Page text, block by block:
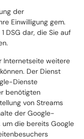
der
Einwilligung gem.
DSG dar, die Sie auf
Internetseite weitere
Der Dienst
Dienste
benötigten
von Streams
der Google-
die bereits Google